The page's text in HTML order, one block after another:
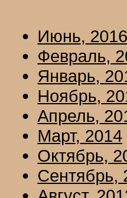
Июнь, 2016
Февраль,
Январь,
Ноябрь,
Апрель,
Март, 2014
Октябрь,
Сентябрь,